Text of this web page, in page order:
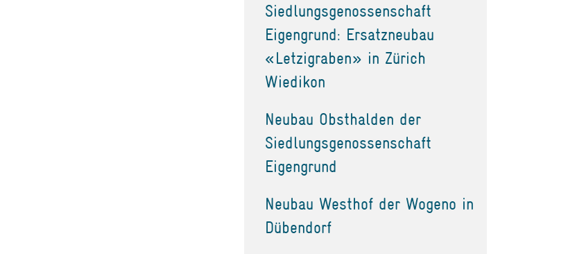
Siedlungsgenossenschaft
Eigengrund: Ersatzneubau
«Letzigraben» in Zürich
Wiedikon
Neubau Obsthalden der
Siedlungsgenossenschaft
Eigengrund
Neubau Westhof der Wogeno in
Dübendorf